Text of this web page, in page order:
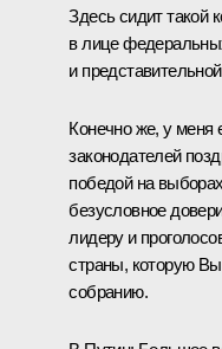
Здесь сидит такой
в лице
и
Конечно же, у меня
законодателей
победой на
безусловное
лидеру и
страны, которую
собранию.